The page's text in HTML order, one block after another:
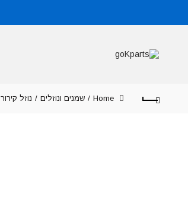
Home שמנים ונוזלים נוזל קירור